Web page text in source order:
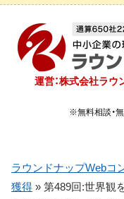
運営：株式会社ラウ
※無料相談・
ラウンドナップWebコ
獲得 » 第489回:世界観